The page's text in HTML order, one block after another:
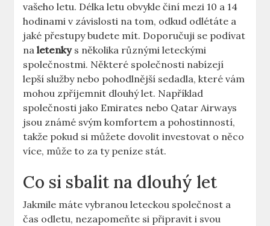
vašeho letu. Délka letu obvykle činí mezi 10 a 14
hodinami v závislosti na tom, odkud odlétáte a
jaké přestupy budete mít. Doporučuji se podívat
naletenkys několika různými leteckými
společnostmi. Některé společnosti nabízejí
lepší služby nebo pohodlnější sedadla, které vám
mohou zpříjemnit dlouhý let. Například
společnosti jako Emirates nebo Qatar Airways
jsou známé svým komfortem a pohostinností,
takže pokud si můžete dovolit investovat o něco
více, může to za ty peníze stát.
Co si sbalit na dlouhý let
Jakmile máte vybranou leteckou společnost a
čas odletu, nezapomeňte si připravit i svou